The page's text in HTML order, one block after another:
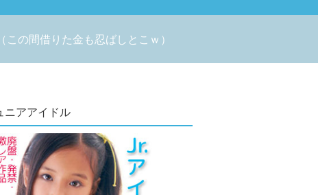
の間借りた金も忍ばしとこｗ）
ニアアイドル